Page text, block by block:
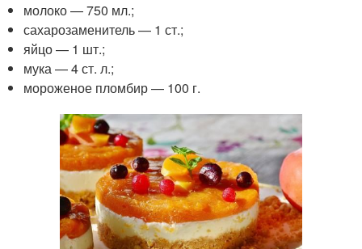
молоко — 750 мл.;
сахарозаменитель — 1 ст.;
яйцо — 1 шт.;
мука — 4 ст. л.;
мороженое пломбир — 100 г.